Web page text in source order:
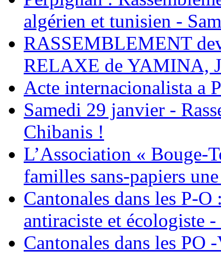
algérien et tunisien -
RASSEMBLEMENT
RELAXE de YAMINA,
Acte internacionalista a
Samedi 29 janvier -
Chibanis !
L’Association « Bouge-
familles sans-papiers
Cantonales dans les P-
antiraciste et écologiste
Cantonales dans les PO